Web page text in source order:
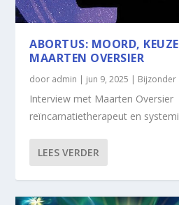
ABORTUS: MOORD,
MAARTEN OVERSIER
door admin jun 9, 2025 Bijzonder
Interview met Maarten
reïncarnatietherapeut en
LEES VERDER